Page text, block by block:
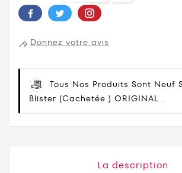
Donnez votre avis
Tous Nos Produits Sont Neuf
Blister (cachetée ) ORIGINAL .
La description